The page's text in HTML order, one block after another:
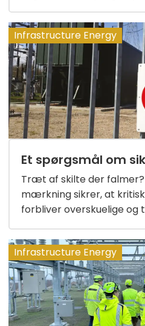
Infrastructure Energy
Et spørgsmål om
Træt af skilte der
mærkning sikrer, at
forbliver overskuelige og
Infrastructure Energy